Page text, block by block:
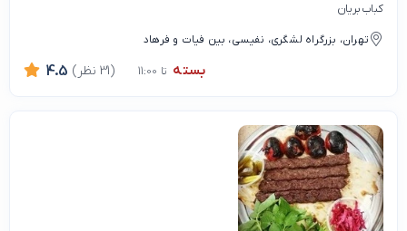
کباب بریان
تهران، بزرگراه لشگری، نفیسی، بین فیات و فرهاد
بسته تا 11:00 4.5 (31 نظر)